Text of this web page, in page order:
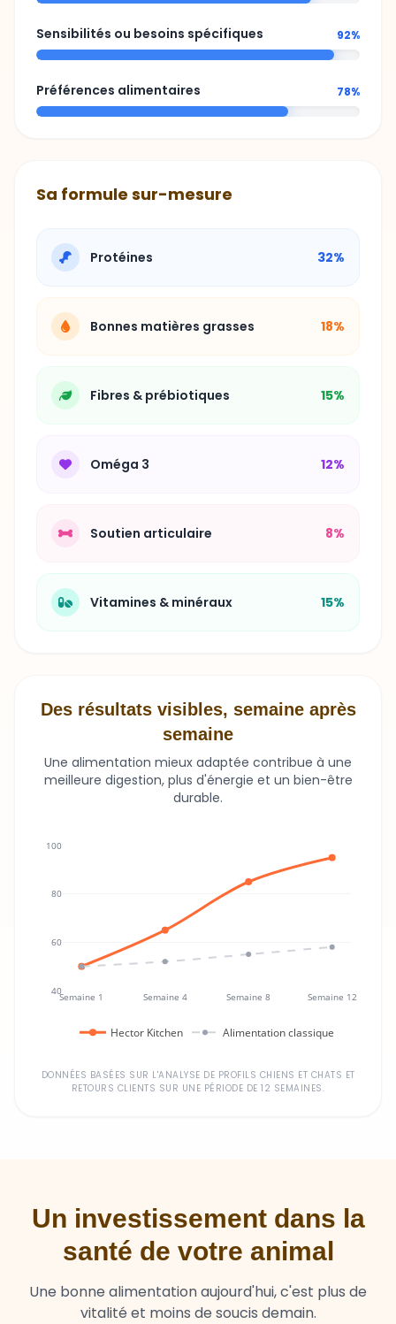
Sensibilités ou besoins spécifiques 92%
Préférences alimentaires 78%
Sa formule sur-mesure
Protéines 32%
Bonnes matières grasses 18%
Fibres & prébiotiques 15%
Oméga 3 12%
Soutien articulaire 8%
Vitamines & minéraux 15%
Des résultats visibles, semaine après
semaine
Une alimentation mieux adaptée contribue à une
meilleure digestion, plus d'énergie et un bien-être
durable.
Semaine 1 Semaine 4 Semaine 8 Semaine 12
40
60
80
100
Hector Kitchen Alimentation classique
DONNÉES BASÉES SUR L'ANALYSE DE PROFILS CHIENS ET CHATS ET
RETOURS CLIENTS SUR UNE PÉRIODE DE 12 SEMAINES.
Un investissement dans la
santé de votre animal
Une bonne alimentation aujourd'hui, c'est plus de
vitalité et moins de soucis demain.